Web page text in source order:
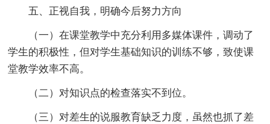
五、正视自我，明确今后努力方向
（一）在课堂教学中充分利用多媒体课件，调动了
学生的积极性，但对学生基础知识的训练不够，致使课
堂教学效率不高。
（二）对知识点的检查落实不到位。
（三）对差生的说服教育缺乏力度，虽然也抓了差